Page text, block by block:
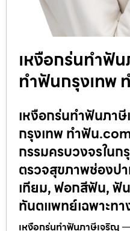
เหงือกร่นทำฟั
ทำฟันกรุงเทพ
เหงือกร่นทำฟันภา
กรุงเทพ ทำฟัน
กรรมครบวงจรใน
ตรวจสุขภาพช่องป
เทียม, ฟอกสีฟัน, ฟั
ทันตแพทย์เฉพาะท
เหงือกร่นทำฟันภาษีเจริญ